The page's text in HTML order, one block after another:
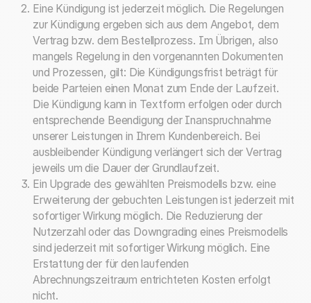
Eine Kündigung ist jederzeit möglich. Die Regelungen
zur Kündigung ergeben sich aus dem Angebot, dem
Vertrag bzw. dem Bestellprozess. Im Übrigen, also
mangels Regelung in den vorgenannten Dokumenten
und Prozessen, gilt: Die Kündigungsfrist beträgt für
beide Parteien einen Monat zum Ende der Laufzeit.
Die Kündigung kann in Textform erfolgen oder durch
entsprechende Beendigung der Inanspruchnahme
unserer Leistungen in Ihrem Kundenbereich. Bei
ausbleibender Kündigung verlängert sich der Vertrag
jeweils um die Dauer der Grundlaufzeit.
Ein Upgrade des gewählten Preismodells bzw. eine
Erweiterung der gebuchten Leistungen ist jederzeit mit
sofortiger Wirkung möglich. Die Reduzierung der
Nutzerzahl oder das Downgrading eines Preismodells
sind jederzeit mit sofortiger Wirkung möglich. Eine
Erstattung der für den laufenden
Abrechnungszeitraum entrichteten Kosten erfolgt
nicht.